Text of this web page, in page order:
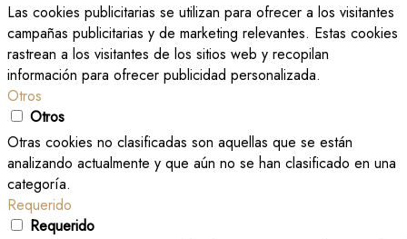
Las cookies publicitarias se utilizan para ofrecer a los visitantes
campañas publicitarias y de marketing relevantes. Estas cookies
rastrean a los visitantes de los sitios web y recopilan
información para ofrecer publicidad personalizada.
Otros
Otros
Otras cookies no clasificadas son aquellas que se están
analizando actualmente y que aún no se han clasificado en una
categoría.
Requerido
Requerido